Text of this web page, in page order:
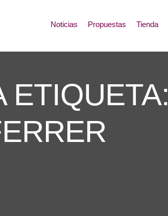
Noticias Propuestas Tienda
ETIQUETA: